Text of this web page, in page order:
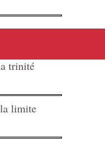
trinité
limite